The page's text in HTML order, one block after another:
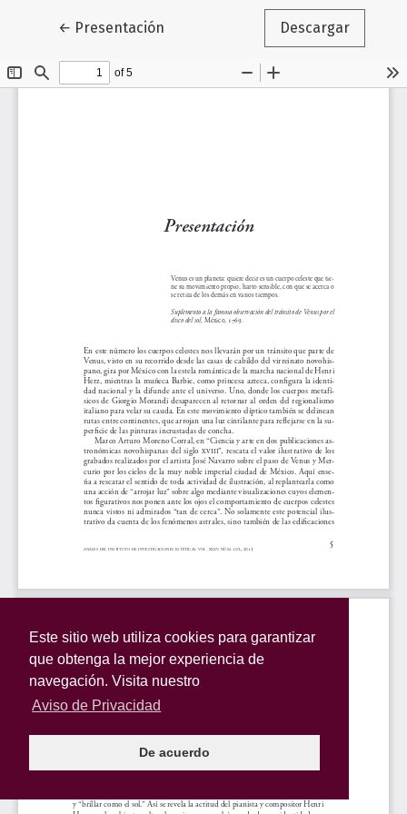
Este sitio web utiliza cookies para garantizar
que obtenga la mejor experiencia de
navegación. Visita nuestro
Aviso de Privacidad
De acuerdo
← Volver a los detalles del artículo
Presentación Descargar